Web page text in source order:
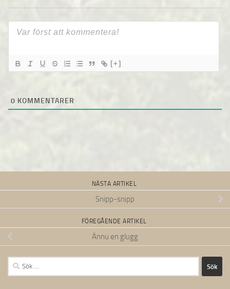
[+]
0 KOMMENTARER
NÄSTA ARTIKEL
Snipp-snipp
FÖREGÅENDE ARTIKEL
Ännu en glugg
Sök
efter: